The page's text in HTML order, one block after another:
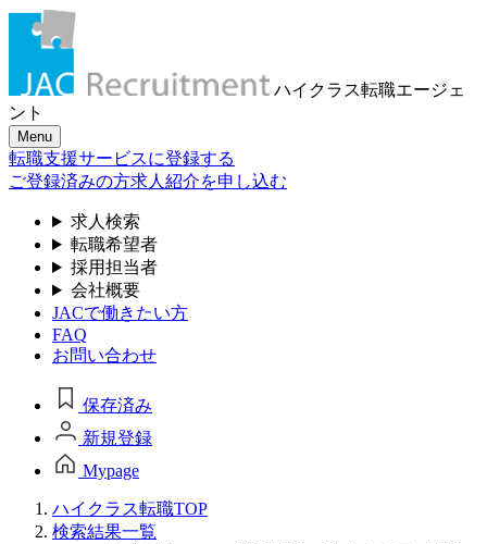
ハイクラス転職エージェ
ント
Menu
転職支援サービスに登録する
ご登録済みの方求人紹介を申し込む
求人検索
転職希望者
採用担当者
会社概要
JACで働きたい方
FAQ
お問い合わせ
保存済み
新規登録
Mypage
ハイクラス転職TOP
検索結果一覧